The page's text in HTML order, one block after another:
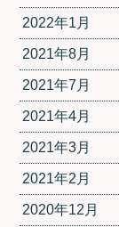
2022年1月
2021年8月
2021年7月
2021年4月
2021年3月
2021年2月
2020年12月